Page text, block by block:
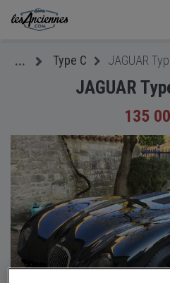
... Type C
JAGUAR
135